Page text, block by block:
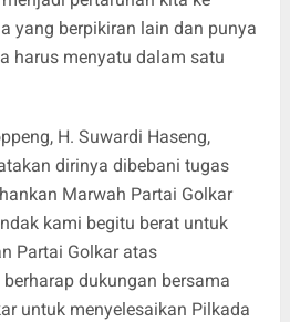
yang berpikiran lain dan punya
harus menyatu dalam satu
H. Suwardi Haseng,
dirinya dibebani tugas
Marwah Partai Golkar
kami begitu berat untuk
Partai Golkar atas
dukungan bersama
untuk menyelesaikan Pilkada